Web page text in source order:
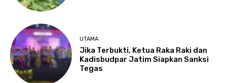
UTAMA
Jika Terbukti, Ketua Raka Raki dan
Kadisbudpar Jatim Siapkan Sanksi
Tegas